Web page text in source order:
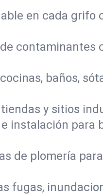
en cada grifo
baños,
y sitios
instalación para
de plomería
fugas,